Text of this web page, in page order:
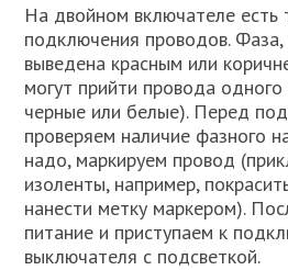
На двойном включателе есть
подключения проводов. Фаза,
выведена красным или
могут прийти провода
черные или белые). Перед
проверяем наличие фазного
надо, маркируем провод
изоленты, например,
нанести метку маркером).
питание и приступаем к
выключателя с подсветкой.